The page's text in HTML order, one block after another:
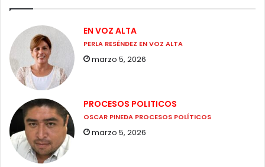
EN VOZ ALTA
PERLA RESÉNDEZ EN VOZ ALTA
marzo 5, 2026
PROCESOS POLITICOS
OSCAR PINEDA PROCESOS POLÍTICOS
marzo 5, 2026